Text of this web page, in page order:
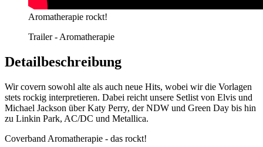
Aromatherapie rockt!
Trailer - Aromatherapie
Detailbeschreibung
Wir covern sowohl alte als auch neue Hits, wobei wir die Vorlagen
stets rockig interpretieren. Dabei reicht unsere Setlist von Elvis und
Michael Jackson über Katy Perry, der NDW und Green Day bis hin
zu Linkin Park, AC/DC und Metallica.
Coverband Aromatherapie - das rockt!